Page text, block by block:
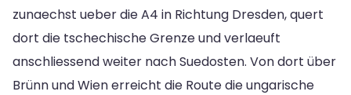
zunaechst ueber die A4 in Richtung Dresden, quert
dort die tschechische Grenze und verlaeuft
anschliessend weiter nach Suedosten. Von dort über
Brünn und Wien erreicht die Route die ungarische